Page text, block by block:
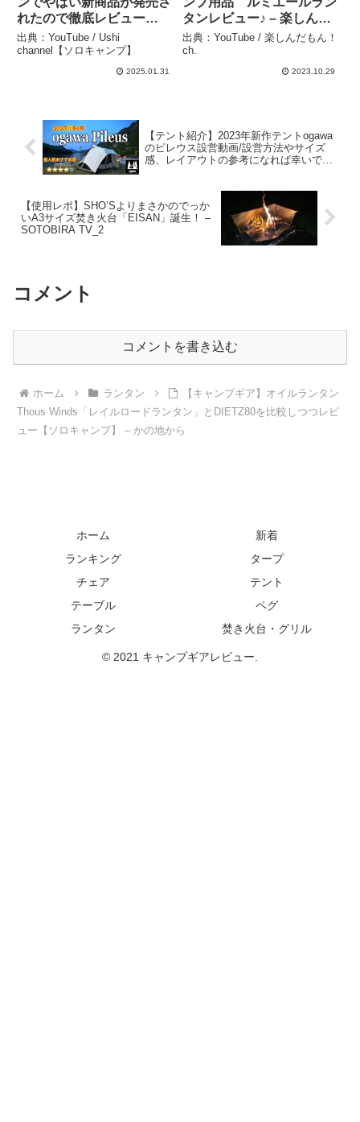
れたので徹底レビュー
（Lumina5000） – Ushi
channel【ソロキャンプ】
出典：YouTube / Ushi
channel【ソロキャンプ】
2025.01.31
タンレビュー♪ – 楽しんだ
もん！ch.
出典：YouTube / 楽しんだもん！
ch.
2023.10.29
【テント紹介】2023年新作テントogawa
のピレウス設営動画/設営方法やサイズ
感、レイアウトの参考になれば幸いで
【使用レポ】SHO’Sよりまさかのでっか
いA3サイズ焚き火台「EISAN」誕生！ –
SOTOBIRA TV_2
コメント
コメントを書き込む
ホーム ランタン
【キャンプギア】オイルランタン
Thous Winds「レイルロードランタン」とDIETZ80を比較しつつレビ
ュー【ソロキャンプ】 – かの地から
ホーム
新着
ランキング
タープ
チェア
テント
テーブル
ペグ
ランタン
焚き火台・グリル
© 2021 キャンプギアレビュー.